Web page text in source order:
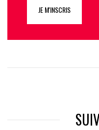
JE M'INSCRIS